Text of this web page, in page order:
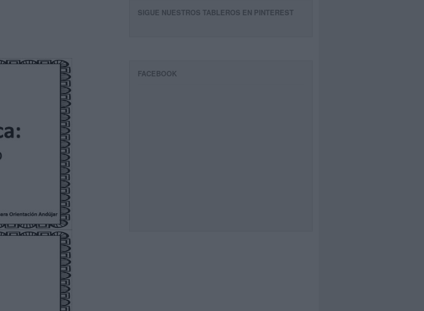
SIGUE NUESTROS TABLEROS EN PINTEREST
FACEBOOK